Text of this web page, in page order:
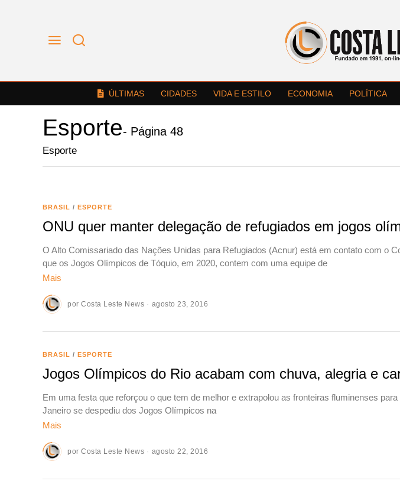
ÚLTIMAS CIDADES VIDA E ESTILO ECONOMIA POLÍTICA
Esporte- Página 48
Esporte
BRASIL / ESPORTE
ONU quer manter delegação de refugiados em jogos
O Alto Comissariado das Nações Unidas para Refugiados (Acnur) está em contato com o
que os Jogos Olímpicos de Tóquio, em 2020, contem com uma equipe de
Mais
por Costa Leste News agosto 23, 2016
BRASIL / ESPORTE
Jogos Olímpicos do Rio acabam com chuva, alegria e
Em uma festa que reforçou o que tem de melhor e extrapolou as fronteiras fluminenses
Janeiro se despediu dos Jogos Olímpicos na
Mais
por Costa Leste News agosto 22, 2016